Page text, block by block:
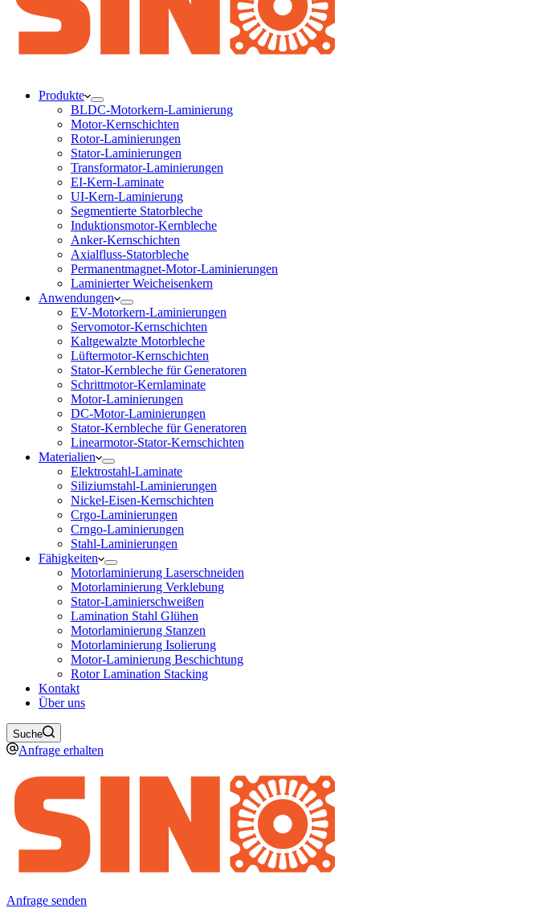
Produkte
BLDC-Motorkern-Laminierung
Motor-Kernschichten
Rotor-Laminierungen
Stator-Laminierungen
Transformator-Laminierungen
EI-Kern-Laminate
UI-Kern-Laminierung
Segmentierte Statorbleche
Induktionsmotor-Kernbleche
Anker-Kernschichten
Axialfluss-Statorbleche
Permanentmagnet-Motor-Laminierungen
Laminierter Weicheisenkern
Anwendungen
EV-Motorkern-Laminierungen
Servomotor-Kernschichten
Kaltgewalzte Motorbleche
Lüftermotor-Kernschichten
Stator-Kernbleche für Generatoren
Schrittmotor-Kernlaminate
Motor-Laminierungen
DC-Motor-Laminierungen
Stator-Kernbleche für Generatoren
Linearmotor-Stator-Kernschichten
Materialien
Elektrostahl-Laminate
Siliziumstahl-Laminierungen
Nickel-Eisen-Kernschichten
Crgo-Laminierungen
Crngo-Laminierungen
Stahl-Laminierungen
Fähigkeiten
Motorlaminierung Laserschneiden
Motorlaminierung Verklebung
Stator-Laminierschweißen
Lamination Stahl Glühen
Motorlaminierung Stanzen
Motorlaminierung Isolierung
Motor-Laminierung Beschichtung
Rotor Lamination Stacking
Kontakt
Über uns
Suche
Anfrage erhalten
Anfrage senden